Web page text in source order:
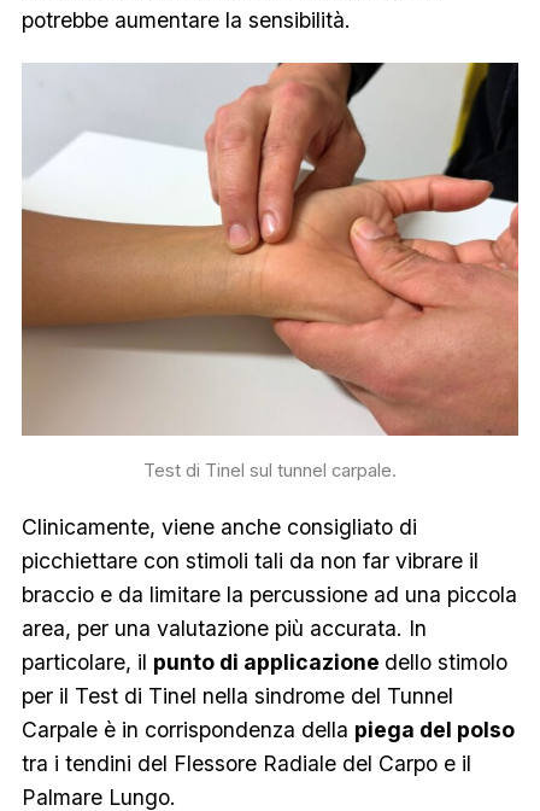
potrebbe aumentare la sensibilità.
Test di Tinel sul tunnel carpale.
Clinicamente, viene anche consigliato di
picchiettare con stimoli tali da non far vibrare il
braccio e da limitare la percussione ad una piccola
area, per una valutazione più accurata. In
particolare, il punto di applicazione dello stimolo
per il Test di Tinel nella sindrome del Tunnel
Carpale è in corrispondenza della piega del polso
tra i tendini del Flessore Radiale del Carpo e il
Palmare Lungo.